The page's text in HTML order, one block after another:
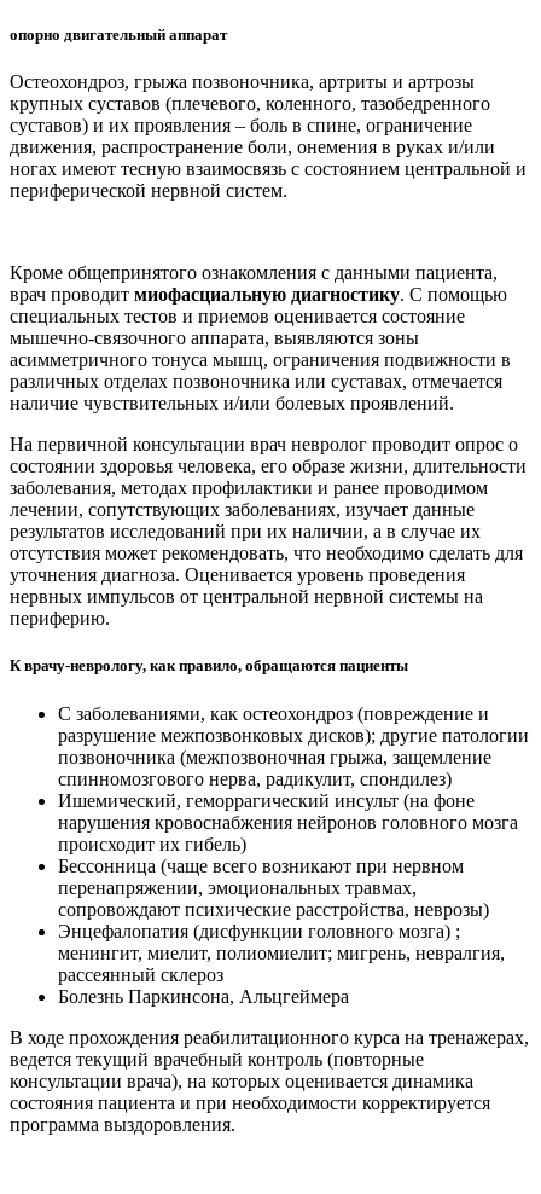
опорно двигательный аппарат
Остеохондроз, грыжа позвоночника, артриты и артрозы
крупных суставов (плечевого, коленного, тазобедренного
суставов) и их проявления – боль в спине, ограничение
движения, распространение боли, онемения в руках и/или
ногах имеют тесную взаимосвязь с состоянием центральной и
периферической нервной систем.
Кроме общепринятого ознакомления с данными пациента,
врач проводит миофасциальную диагностику. С помощью
специальных тестов и приемов оценивается состояние
мышечно-связочного аппарата, выявляются зоны
асимметричного тонуса мышц, ограничения подвижности в
различных отделах позвоночника или суставах, отмечается
наличие чувствительных и/или болевых проявлений.
На первичной консультации врач невролог проводит опрос о
состоянии здоровья человека, его образе жизни, длительности
заболевания, методах профилактики и ранее проводимом
лечении, сопутствующих заболеваниях, изучает данные
результатов исследований при их наличии, а в случае их
отсутствия может рекомендовать, что необходимо сделать для
уточнения диагноза. Оценивается уровень проведения
нервных импульсов от центральной нервной системы на
периферию.
К врачу-неврологу, как правило, обращаются пациенты
С заболеваниями, как остеохондроз (повреждение и
разрушение межпозвонковых дисков); другие патологии
позвоночника (межпозвоночная грыжа, защемление
спинномозгового нерва, радикулит, спондилез)
Ишемический, геморрагический инсульт (на фоне
нарушения кровоснабжения нейронов головного мозга
происходит их гибель)
Бессонница (чаще всего возникают при нервном
перенапряжении, эмоциональных травмах,
сопровождают психические расстройства, неврозы)
Энцефалопатия (дисфункции головного мозга) ;
менингит, миелит, полиомиелит; мигрень, невралгия,
рассеянный склероз
Болезнь Паркинсона, Альцгеймера
В ходе прохождения реабилитационного курса на тренажерах,
ведется текущий врачебный контроль (повторные
консультации врача), на которых оценивается динамика
состояния пациента и при необходимости корректируется
программа выздоровления.